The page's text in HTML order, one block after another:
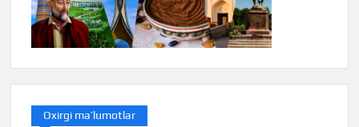
Oxirgi ma’lumotlar